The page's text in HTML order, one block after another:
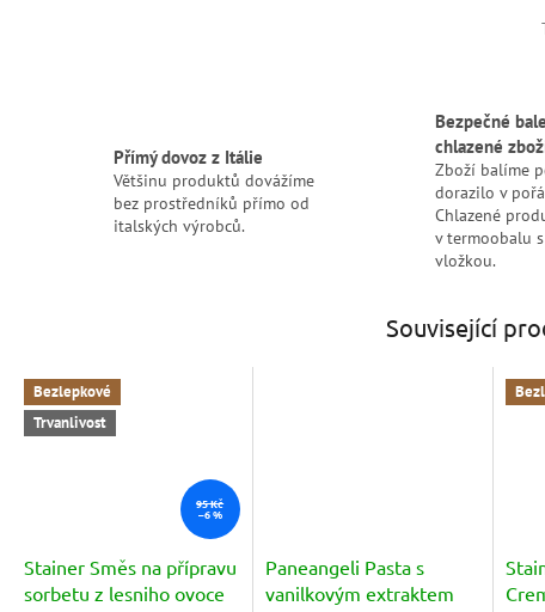
Přímý dovoz z Itálie
Většinu produktů dovážíme
bez prostředníků přímo od
italských výrobců.
Bezpečné
chlazené
Zboží balíme
dorazilo v
Chlazené
v termoobalu
vložkou.
Související
Bezlepkové
Trvanlivost
95 Kč
–6 %
Stainer Směs na přípravu
sorbetu z lesniho ovoce
Paneangeli Pasta s
vanilkovým extraktem